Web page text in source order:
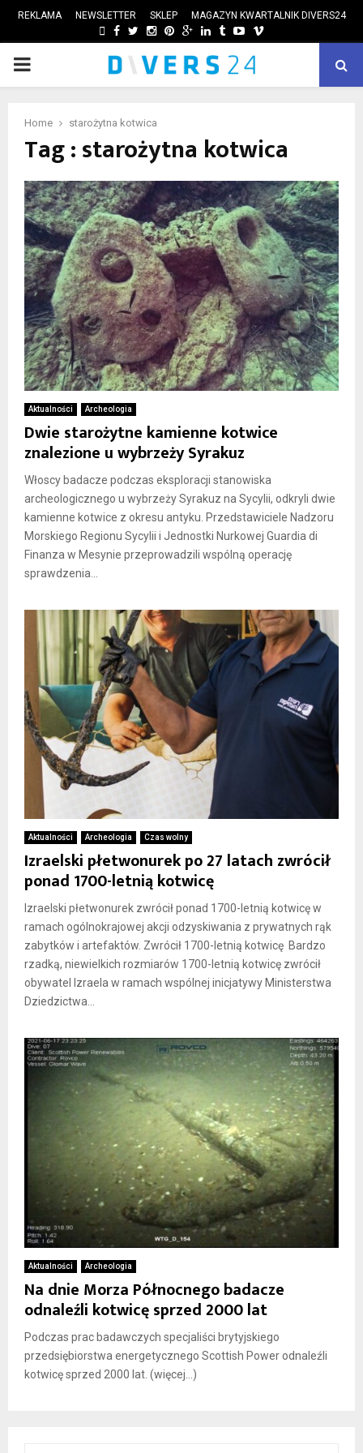
REKLAMA NEWSLETTER SKLEP MAGAZYN KWARTALNIK DIVERS24
FACEBOOK
TWITTER
INSTAGRAM
PINTEREST
GOOGLE
LINKEDIN
TUMBLRYOUTUBE
VIMEO
PRIMARY
Home starożytna kotwica
Tag : starożytna kotwica
Aktualności Archeologia
Dwie starożytne kamienne kotwice
znalezione u wybrzeży Syrakuz
Włoscy badacze podczas eksploracji stanowiska
archeologicznego u wybrzeży Syrakuz na Sycylii, odkryli dwie
kamienne kotwice z okresu antyku. Przedstawiciele Nadzoru
Morskiego Regionu Sycylii i Jednostki Nurkowej Guardia di
Finanza w Mesynie przeprowadzili wspólną operację
sprawdzenia...
Aktualności Archeologia Czas wolny
Izraelski płetwonurek po 27 latach zwrócił
ponad 1700-letnią kotwicę
Izraelski płetwonurek zwrócił ponad 1700-letnią kotwicę w
ramach ogólnokrajowej akcji odzyskiwania z prywatnych rąk
zabytków i artefaktów. Zwrócił 1700-letnią kotwicę Bardzo
rzadką, niewielkich rozmiarów 1700-letnią kotwicę zwrócił
obywatel Izraela w ramach wspólnej inicjatywy Ministerstwa
Dziedzictwa...
Aktualności Archeologia
Na dnie Morza Północnego badacze
odnaleźli kotwicę sprzed 2000 lat
Podczas prac badawczych specjaliści brytyjskiego
przedsiębiorstwa energetycznego Scottish Power odnaleźli
kotwicę sprzed 2000 lat. (więcej…)